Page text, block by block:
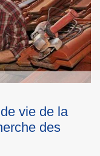
à Tricot
de fuite d’eau,